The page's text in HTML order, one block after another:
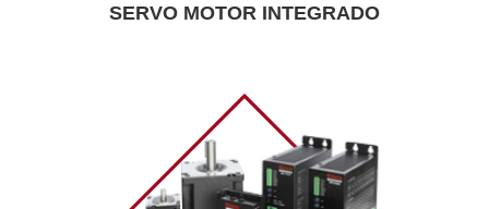
SERVO MOTOR INTEGRADO